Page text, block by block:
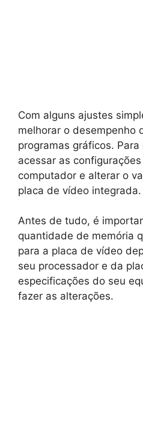
Com alguns ajustes
melhorar o desempenho
programas gráficos.
acessar as
computador e alterar o
placa de vídeo integrada.
Antes de tudo, é
quantidade de memória
para a placa de vídeo
seu processador e da
especificações do seu
fazer as alterações.